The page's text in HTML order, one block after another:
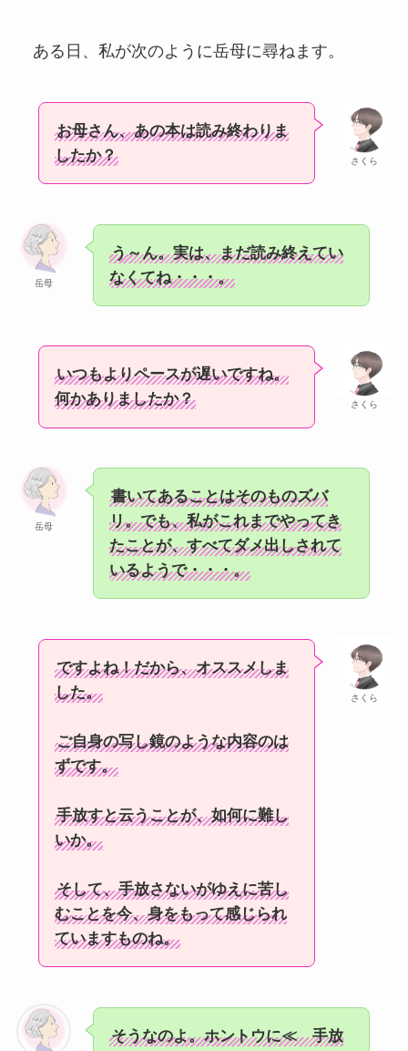
ある日、私が次のように岳母に尋ねます。
さくら
お母さん、あの本は読み終わりま
したか？
岳母
う～ん。実は、まだ読み終えてい
なくてね・・・。
さくら
いつもよりペースが遅いですね。
何かありましたか？
岳母
書いてあることはそのものズバ
リ。でも、私がこれまでやってき
たことが、すべてダメ出しされて
いるようで・・・。
さくら
ですよね！だから、オススメしま
した。
ご自身の写し鏡のような内容のは
ずです。
手放すと云うことが、如何に難し
いか。
そして、手放さないがゆえに苦し
むことを今、身をもって感じられ
ていますものね。
そうなのよ。ホントウに≪ 手放